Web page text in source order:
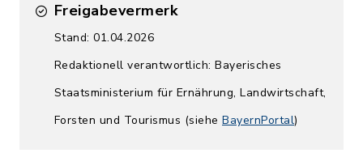
Freigabevermerk
Stand: 01.04.2026
Redaktionell verantwortlich: Bayerisches
Staatsministerium für Ernährung, Landwirtschaft,
Forsten und Tourismus (siehe BayernPortal)